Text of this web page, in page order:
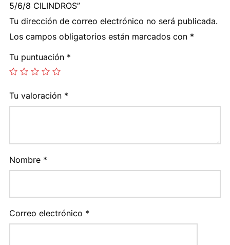
5/6/8 CILINDROS”
Tu dirección de correo electrónico no será publicada.
Los campos obligatorios están marcados con *
Tu puntuación *
Tu valoración *
Nombre *
Correo electrónico *